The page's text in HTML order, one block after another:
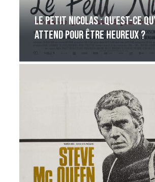
Le Petit Nicolas : qu’est-ce
attend pour être heureux ?